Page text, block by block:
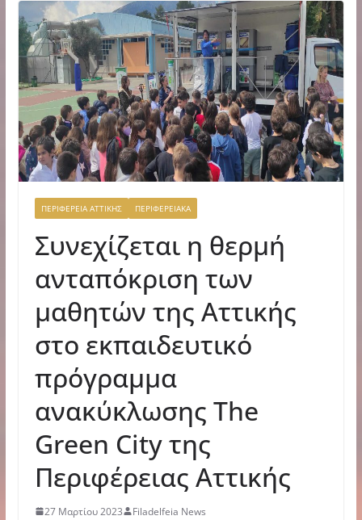
ΠΕΡΙΦΕΡΕΙΑ ΑΤΤΙΚΗΣ ΠΕΡΙΦΕΡΕΙΑΚΑ
Συνεχίζεται η θερμή
ανταπόκριση των
μαθητών της Αττικής
στο εκπαιδευτικό
πρόγραμμα
ανακύκλωσης Τhe
Green City της
Περιφέρειας Αττικής
27 Μαρτίου 2023
Filadelfeia News